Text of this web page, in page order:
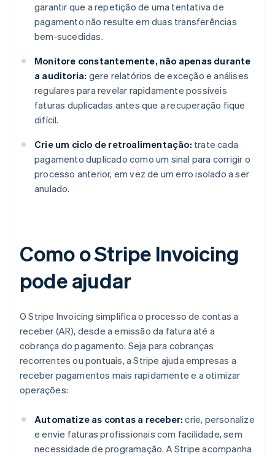
garantir que a repetição de uma tentativa de
pagamento não resulte em duas transferências
bem‑sucedidas.
Monitore constantemente, não apenas durante
a auditoria: gere relatórios de exceção e análises
regulares para revelar rapidamente possíveis
faturas duplicadas antes que a recuperação fique
difícil.
Crie um ciclo de retroalimentação: trate cada
pagamento duplicado como um sinal para corrigir o
processo anterior, em vez de um erro isolado a ser
anulado.
Como o Stripe Invoicing
pode ajudar
O Stripe Invoicing simplifica o processo de contas a
receber (AR), desde a emissão da fatura até a
cobrança do pagamento. Seja para cobranças
recorrentes ou pontuais, a Stripe ajuda empresas a
receber pagamentos mais rapidamente e a otimizar
operações:
Automatize as contas a receber: crie, personalize
e envie faturas profissionais com facilidade, sem
necessidade de programação. A Stripe acompanha